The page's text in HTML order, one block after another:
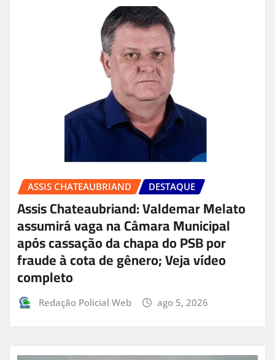
ASSIS CHATEAUBRIAND DESTAQUE
Assis Chateaubriand: Valdemar Melato
assumirá vaga na Câmara Municipal
após cassação da chapa do PSB por
fraude à cota de gênero; Veja vídeo
completo
Redação Policial Web ago 5, 2026